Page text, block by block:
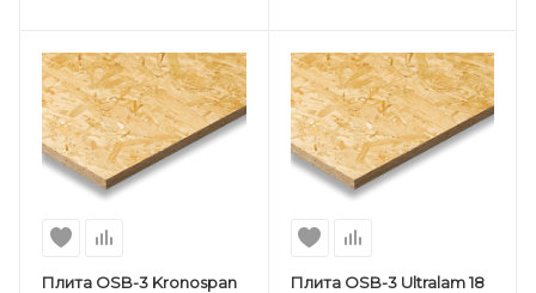
Плита OSB-3 Kronospan
Плита OSB-3 Ultralam 18